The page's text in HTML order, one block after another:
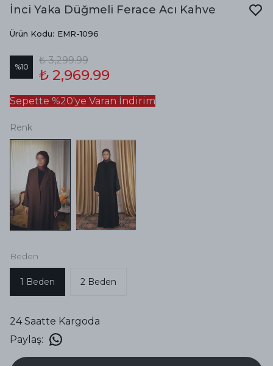
İnci Yaka Düğmeli Ferace Acı Kahve
Ürün Kodu: EMR-1096
%10
₺ 3,299.99
₺ 2,969.99
Sepette %20'ye Varan İndirim
Renk
Beden
1 Beden 2 Beden
24 Saatte Kargoda
Paylaş: